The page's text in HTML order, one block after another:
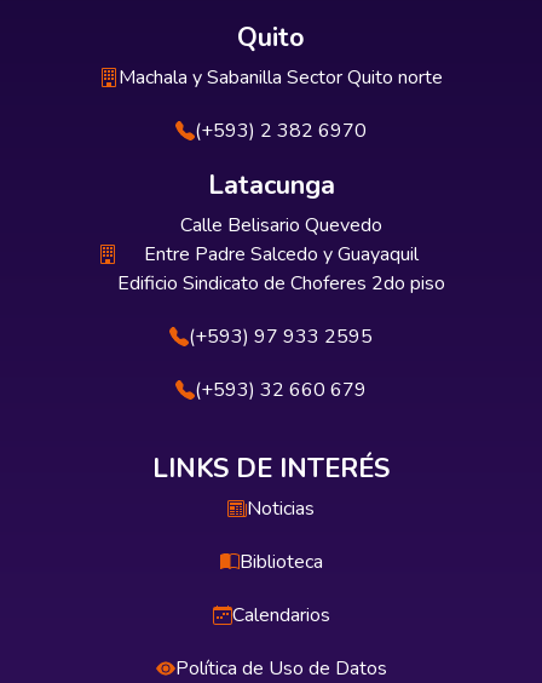
Quito
Machala y Sabanilla Sector Quito norte
(+593) 2 382 6970
Latacunga
Calle Belisario Quevedo
Entre Padre Salcedo y Guayaquil
Edificio Sindicato de Choferes 2do piso
(+593) 97 933 2595
(+593) 32 660 679
LINKS DE INTERÉS
Noticias
Biblioteca
Calendarios
Política de Uso de Datos